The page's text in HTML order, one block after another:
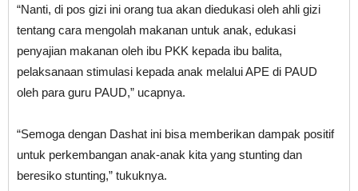
“Nanti, di pos gizi ini orang tua akan diedukasi oleh ahli gizi
tentang cara mengolah makanan untuk anak, edukasi
penyajian makanan oleh ibu PKK kepada ibu balita,
pelaksanaan stimulasi kepada anak melalui APE di PAUD
oleh para guru PAUD,” ucapnya.
“Semoga dengan Dashat ini bisa memberikan dampak positif
untuk perkembangan anak-anak kita yang stunting dan
beresiko stunting,” tukuknya.